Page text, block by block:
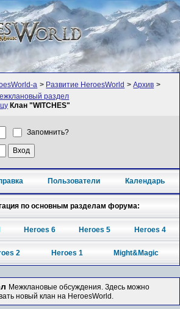
а > Развитие HeroesWorld >Архив >
раздел
Клан "WITCHES"
Запомнить?
Пользователи Календарь
по основным разделам форума:
Heroes 6 Heroes 5 Heroes 4
2 Heroes 1 Might&Magic
Межклановые обсуждения. Здесь можно
новый клан на HeroesWorld.